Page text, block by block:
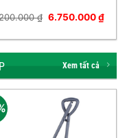
₫.
₫ Giá
gốc
7.200.000 ₫.
6.750.000₫Giá
hiện
là:
Xem tất cả